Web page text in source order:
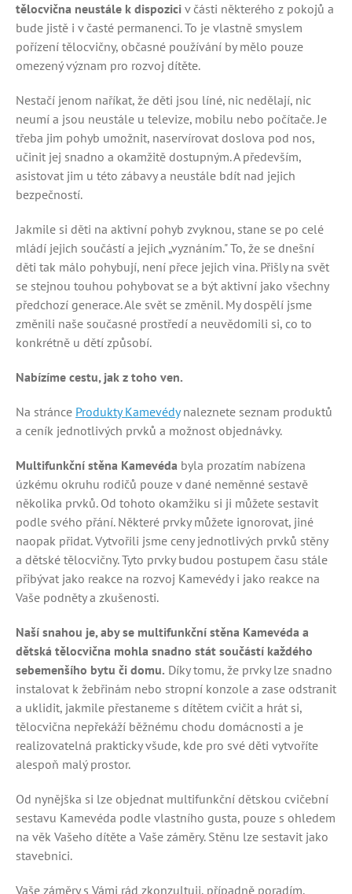
tělocvična neustále k dispozici v části některého z pokojů a
bude jistě i v časté permanenci. To je vlastně smyslem
pořízení tělocvičny, občasné používání by mělo pouze
omezený význam pro rozvoj dítěte.
Nestačí jenom naříkat, že děti jsou líné, nic nedělají, nic
neumí a jsou neustále u televize, mobilu nebo počítače. Je
třeba jim pohyb umožnit, naservírovat doslova pod nos,
učinit jej snadno a okamžitě dostupným. A především,
asistovat jim u této zábavy a neustále bdít nad jejich
bezpečností.
Jakmile si děti na aktivní pohyb zvyknou, stane se po celé
mládí jejich součástí a jejich „vyznáním." To, že se dnešní
děti tak málo pohybují, není přece jejich vina. Přišly na svět
se stejnou touhou pohybovat se a být aktivní jako všechny
předchozí generace. Ale svět se změnil. My dospělí jsme
změnili naše současné prostředí a neuvědomili si, co to
konkrétně u dětí způsobí.
Nabízíme cestu, jak z toho ven.
Na stránce Produkty Kamevédynaleznete seznam produktů
a ceník jednotlivých prvků a možnost objednávky.
Multifunkční stěna Kamevéda byla prozatím nabízena
úzkému okruhu rodičů pouze v dané neměnné sestavě
několika prvků. Od tohoto okamžiku si ji můžete sestavit
podle svého přání. Některé prvky můžete ignorovat, jiné
naopak přidat. Vytvořili jsme ceny jednotlivých prvků stěny
a dětské tělocvičny. Tyto prvky budou postupem času stále
přibývat jako reakce na rozvoj Kamevédy i jako reakce na
Vaše podněty a zkušenosti.
Naší snahou je, aby se multifunkční stěna Kamevéda a
dětská tělocvična mohla snadno stát součástí každého
sebemenšího bytu či domu. Díky tomu, že prvky lze snadno
instalovat k žebřinám nebo stropní konzole a zase odstranit
a uklidit, jakmile přestaneme s dítětem cvičit a hrát si,
tělocvična nepřekáží běžnému chodu domácnosti a je
realizovatelná prakticky všude, kde pro své děti vytvoříte
alespoň malý prostor.
Od nynějška si lze objednat multifunkční dětskou cvičební
sestavu Kamevéda podle vlastního gusta, pouze s ohledem
na věk Vašeho dítěte a Vaše záměry. Stěnu lze sestavit jako
stavebnici.
Vaše záměry s Vámi rád zkonzultuji, případně poradím.